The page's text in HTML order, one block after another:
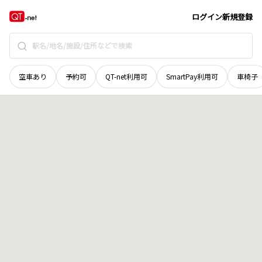
ログイン新規登録
空車あり 予約可 QT-net利用可 SmartPay利用可 車椅子
栃木県